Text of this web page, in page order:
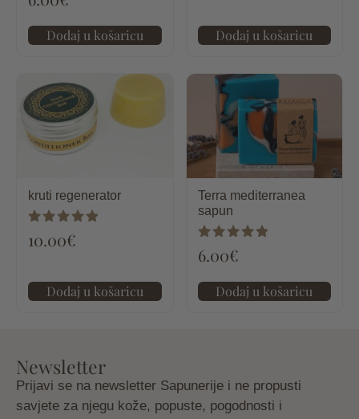
5.00
Dodaj u košaricu Dodaj u košaricu
kruti regenerator
Ocijenjeno
5.00
10.00€
Dodaj u košaricu
Terra mediterranea
sapun
Ocijenjeno
5.00
6.00€
Dodaj u košaricu
Newsletter
Prijavi se na newsletter Sapunerije i ne propusti
savjete za njegu kože, popuste, pogodnosti i